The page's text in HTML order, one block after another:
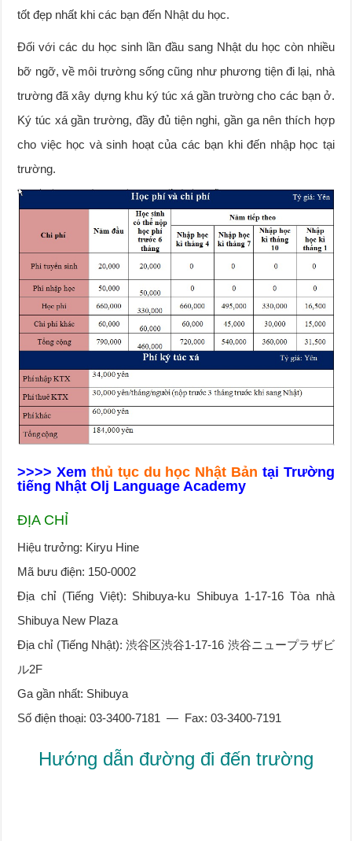
tốt đẹp nhất khi các bạn đến Nhật du học.
Đối với các du học sinh lần đầu sang Nhật du học còn nhiều
bỡ ngỡ, về môi trường sống cũng như phương tiện đi lại, nhà
trường đã xây dựng khu ký túc xá gần trường cho các bạn ở.
Ký túc xá gần trường, đầy đủ tiện nghi, gần ga nên thích hợp
cho việc học và sinh hoạt của các bạn khi đến nhập học tại
trường.
>>>> Xem thủ tục du học Nhật Bản tại Trường
tiếng Nhật Olj Language Academy
ĐỊA CHỈ
Hiệu trưởng: Kiryu Hine
Mã bưu điện: 150-0002
Địa chỉ (Tiếng Việt): Shibuya-ku Shibuya 1-17-16 Tòa nhà
Shibuya New Plaza
Địa chỉ (Tiếng Nhật): 渋谷区渋谷1-17-16 渋谷ニュープラザビ
ル2F
Ga gần nhất: Shibuya
Số điện thoại: 03-3400-7181 — Fax: 03-3400-7191
Hướng dẫn đường đi đến trường